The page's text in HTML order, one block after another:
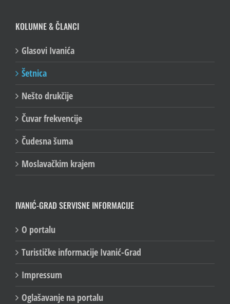
KOLUMNE & ČLANCI
Glasovi Ivanića
Šetnica
Nešto drukčije
Čuvar frekvencije
Čudesna šuma
Moslavačkim krajem
IVANIĆ-GRAD SERVISNE INFORMACIJE
O portalu
Turističke informacije Ivanić-Grad
Impressum
Oglašavanje na portalu